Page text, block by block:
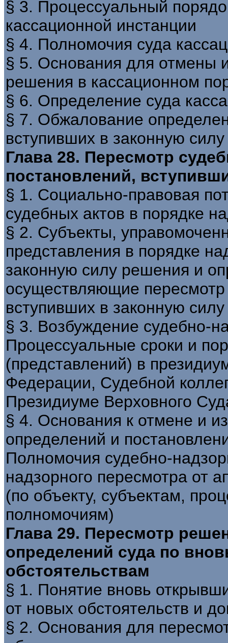
§ 3. Процессуальный
кассационной инстанции
§ 4. Полномочия суда
§ 5. Основания для отмены
решения в кассационном
§ 6. Определение суда
§ 7. Обжалование
вступивших в законную силу
Глава 28. Пересмотр
постановлений,
§ 1. Социально-правовая
судебных актов в порядке
§ 2. Субъекты,
представления в порядке
законную силу решения и
осуществляющие
вступивших в законную силу
§ 3. Возбуждение судебно-
Процессуальные сроки и
(представлений) в
Федерации, Судебной
Президиуме Верховного
§ 4. Основания к отмене и
определений и
Полномочия судебно-
надзорного пересмотра от
(по объекту, субъектам,
полномочиям)
Глава 29. Пересмотр
определений суда по
обстоятельствам
§ 1. Понятие вновь
от новых обстоятельств и
§ 2. Основания для